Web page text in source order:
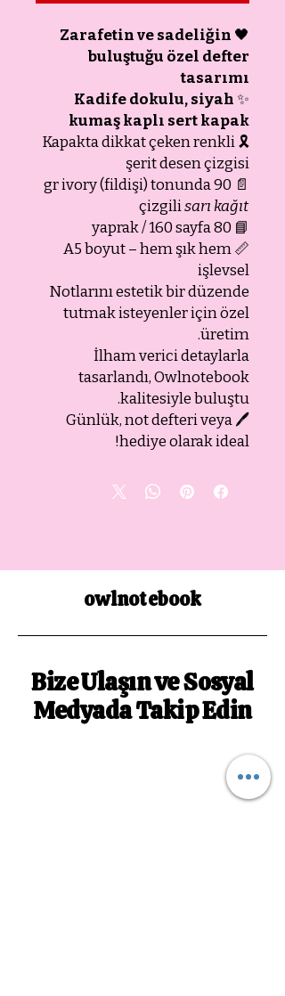
🖤
Zarafetin ve sadeliğin
buluştuğu özel defter
tasarımı
✨
Kadife dokulu, siyah
kumaş kaplı sert kapak
🎗️ Kapakta dikkat çeken renkli
şerit desen çizgisi
📄 90 gr ivory (fildişi) tonunda
çizgilisarı kağıt
📘 80 yaprak / 160 sayfa
📏 A5 boyut – hem şık hem
işlevsel
Notlarını estetik bir düzende
tutmak isteyenler için özel
üretim.
İlham verici detaylarla
tasarlandı, Owlnotebook
kalitesiyle buluştu.
🖊️ Günlük, not defteri veya
hediye olarak ideal!
owlnotebook
Bize Ulaşın ve Sosyal
Medyada Takip Edin